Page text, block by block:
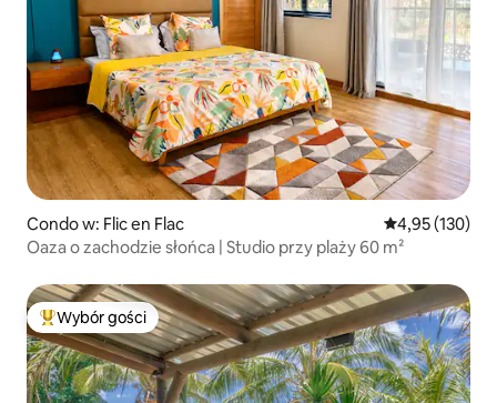
Condo w: Flic en Flac Średnia
4,95 (130)
Oaza o zachodzie słońca | Studio przy plaży 60 m²
Najpopularniejsze z kategorii Wybór gości
Wybór gości